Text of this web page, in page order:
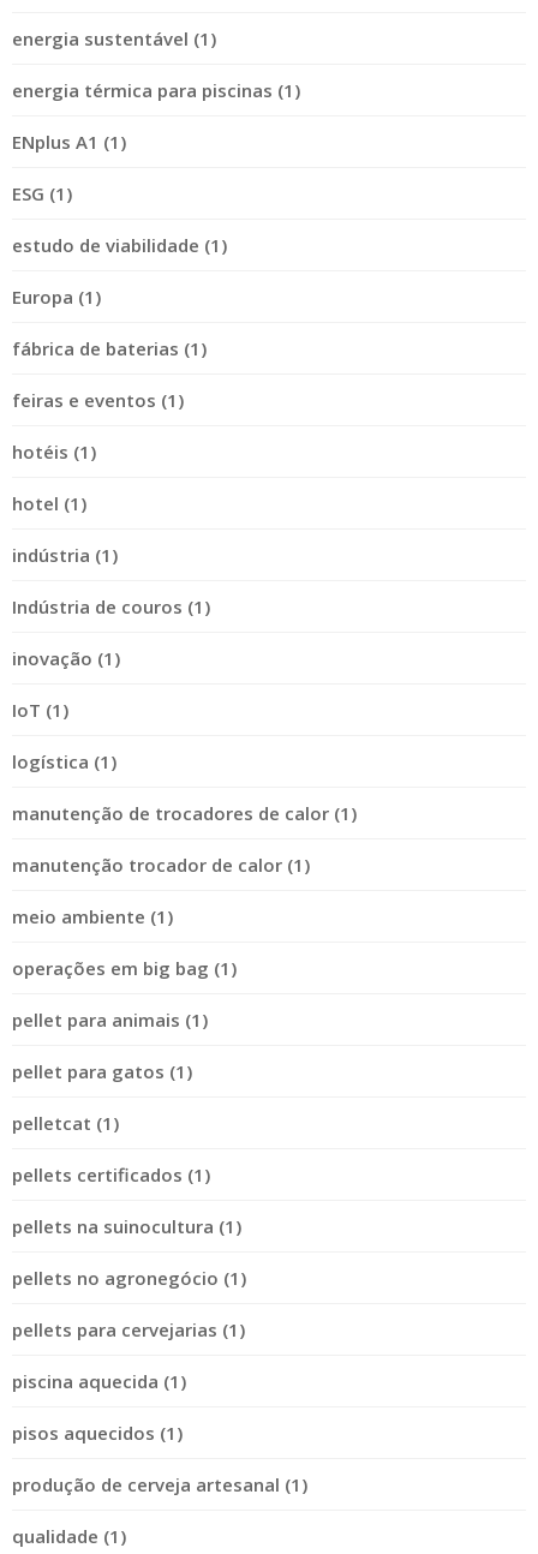
energia sustentável (1)
energia térmica para piscinas (1)
ENplus A1 (1)
ESG (1)
estudo de viabilidade (1)
Europa (1)
fábrica de baterias (1)
feiras e eventos (1)
hotéis (1)
hotel (1)
indústria (1)
Indústria de couros (1)
inovação (1)
IoT (1)
logística (1)
manutenção de trocadores de calor (1)
manutenção trocador de calor (1)
meio ambiente (1)
operações em big bag (1)
pellet para animais (1)
pellet para gatos (1)
pelletcat (1)
pellets certificados (1)
pellets na suinocultura (1)
pellets no agronegócio (1)
pellets para cervejarias (1)
piscina aquecida (1)
pisos aquecidos (1)
produção de cerveja artesanal (1)
qualidade (1)